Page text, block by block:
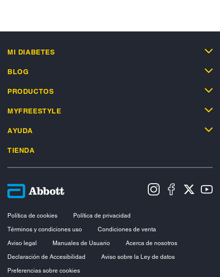
MI DIABETES
BLOG
PRODUCTOS
MYFREESTYLE
AYUDA
TIENDA
Política de cookies
Política de privacidad
Términos y condiciones uso
Condiciones de venta
Aviso legal
Manuales de Usuario
Acerca de nosotros
Declaración de Accesibilidad
Aviso sobre la Ley de datos
Preferencias sobre cookies